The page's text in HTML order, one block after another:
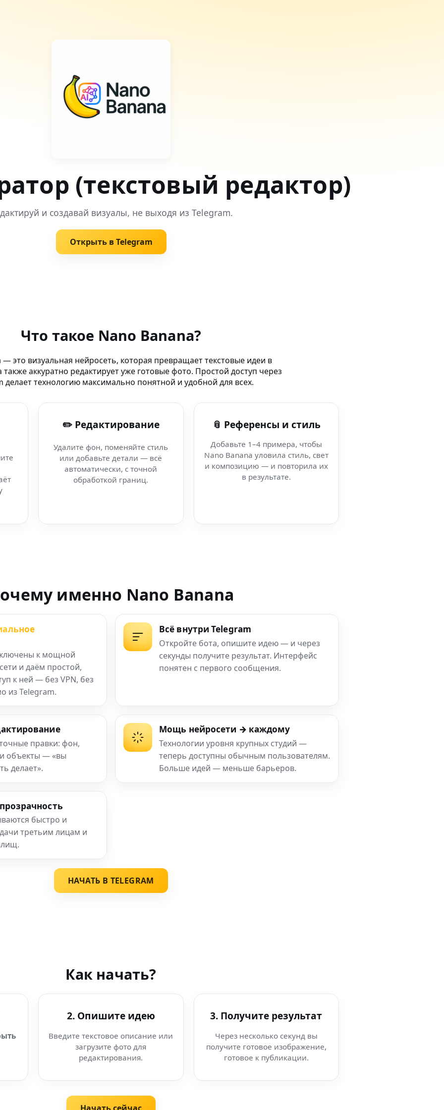
(текстовый редактор)
и создавай визуалы, не выходя из Telegram.
Открыть в Telegram
поколения
в по всему
уже
изображений
для AI арт
для Huawei EMUI
через WebKit
Что такое Nano Banana?
— это визуальная нейросеть, которая превращает текстовые идеи в
аккуратно редактирует уже готовые фото. Простой доступ через
делает технологию максимально понятной и удобной для всех.
✏️ Редактирование
Удалите фон, поменяйте стиль
или добавьте детали — всё
автоматически, с точной
обработкой границ.
📎 Референсы и стиль
Добавьте 1–4 примера, чтобы
Nano Banana уловила стиль, свет
и композицию — и повторила их
в результате.
именно Nano Banana
к мощной
и даём простой,
к ней — без VPN, без
из Telegram.
Всё внутри Telegram
Откройте бота, опишите идею — и через
секунды получите результат. Интерфейс
понятен с первого сообщения.
правки: фон,
объекты — «вы
делает».
Мощь нейросети → каждому
Технологии уровня крупных студий —
теперь доступны обычным пользователям.
Больше идей — меньше барьеров.
быстро и
третьим лицам и
НАЧАТЬ В TELEGRAM
Как начать?
2. Опишите идею
Введите текстовое описание или
загрузите фото для
редактирования.
3. Получите результат
Через несколько секунд вы
получите готовое изображение,
готовое к публикации.